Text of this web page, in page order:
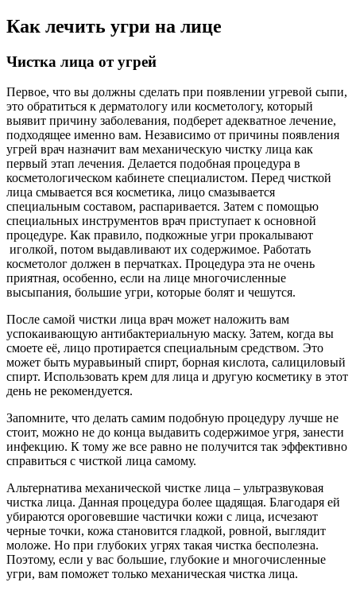
Как лечить угри на лице
Чистка лица от угрей
Первое, что вы должны сделать при появлении угревой сыпи,
это обратиться к дерматологу или косметологу, который
выявит причину заболевания, подберет адекватное лечение,
подходящее именно вам. Независимо от причины появления
угрей врач назначит вам механическую чистку лица как
первый этап лечения. Делается подобная процедура в
косметологическом кабинете специалистом. Перед чисткой
лица смывается вся косметика, лицо смазывается
специальным составом, распаривается. Затем с помощью
специальных инструментов врач приступает к основной
процедуре. Как правило, подкожные угри прокалывают
иголкой, потом выдавливают их содержимое. Работать
косметолог должен в перчатках. Процедура эта не очень
приятная, особенно, если на лице многочисленные
высыпания, большие угри, которые болят и чешутся.
После самой чистки лица врач может наложить вам
успокаивающую антибактериальную маску. Затем, когда вы
смоете её, лицо протирается специальным средством. Это
может быть муравьиный спирт, борная кислота, салициловый
спирт. Использовать крем для лица и другую косметику в этот
день не рекомендуется.
Запомните, что делать самим подобную процедуру лучше не
стоит, можно не до конца выдавить содержимое угря, занести
инфекцию. К тому же все равно не получится так эффективно
справиться с чисткой лица самому.
Альтернатива механической чистке лица – ультразвуковая
чистка лица. Данная процедура более щадящая. Благодаря ей
убираются ороговевшие частички кожи с лица, исчезают
черные точки, кожа становится гладкой, ровной, выглядит
моложе. Но при глубоких угрях такая чистка бесполезна.
Поэтому, если у вас большие, глубокие и многочисленные
угри, вам поможет только механическая чистка лица.